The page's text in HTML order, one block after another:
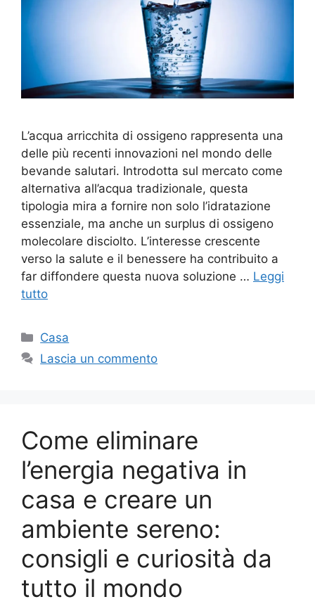
L’acqua arricchita di ossigeno rappresenta una
delle più recenti innovazioni nel mondo delle
bevande salutari. Introdotta sul mercato come
alternativa all’acqua tradizionale, questa
tipologia mira a fornire non solo l’idratazione
essenziale, ma anche un surplus di ossigeno
molecolare disciolto. L’interesse crescente
verso la salute e il benessere ha contribuito a
far diffondere questa nuova soluzione … Leggi
tutto
Categorie
Casa
Lascia un commento
Come eliminare
l’energia negativa in
casa e creare un
ambiente sereno:
consigli e curiosità da
tutto il mondo